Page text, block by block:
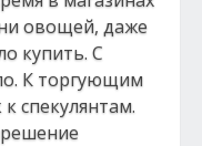
овощей, даже
купить. С
К торгующим
спекулянтам.